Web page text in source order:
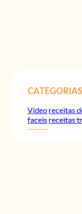
CATEGORIAS
Vídeoreceitas
faceisreceitas